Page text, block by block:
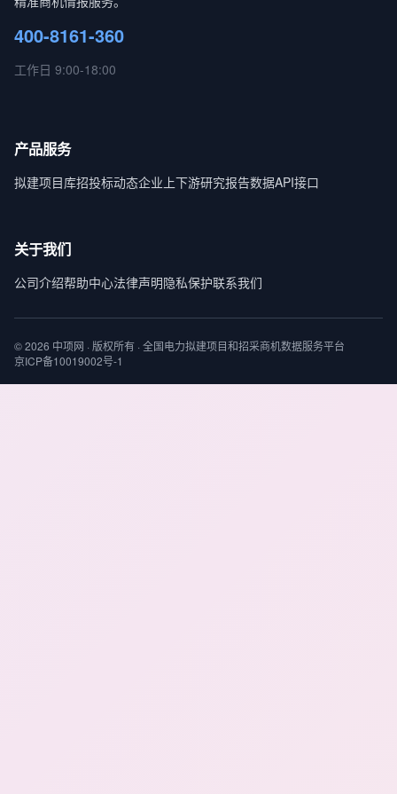
400-8161-360
工作日 9:00-18:00
产品服务
拟建项目库招投标动态企业上下游研究报告数据API接口
关于我们
公司介绍帮助中心法律声明隐私保护联系我们
© 2026 中项网 · 版权所有 · 全国电力拟建项目和招采商机数据服务平台
京ICP备10019002号-1